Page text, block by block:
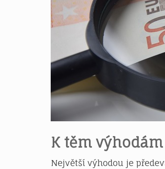
K těm
Největší výhodou je